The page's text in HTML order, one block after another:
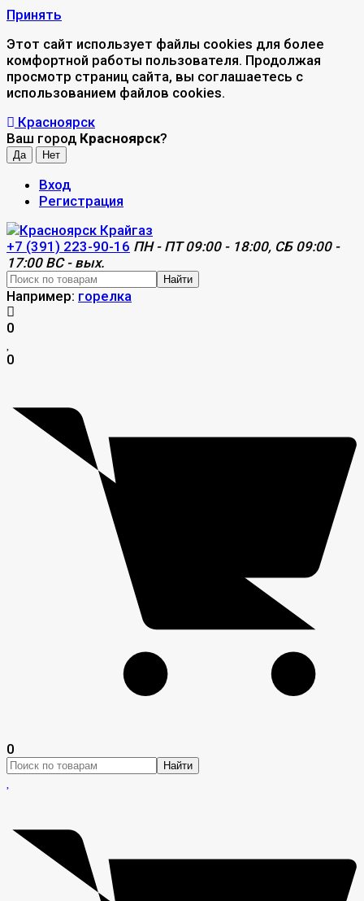
Принять
Этот сайт использует файлы cookies для более
комфортной работы пользователя. Продолжая
просмотр страниц сайта, вы соглашаетесь с
использованием файлов cookies.
Красноярск
Ваш город Красноярск?
Вход
Регистрация
+7 (391) 223-90-16 ПН - ПТ 09:00 - 18:00, СБ 09:00 -
17:00 ВС - вых.
Найти
Например: горелка
0
0
0
Найти